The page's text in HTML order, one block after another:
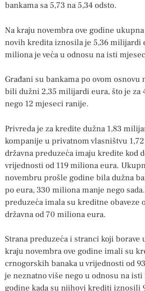
bankama sa 5,73 na 5,34 odsto.
Na kraju novembra ove godine
novih kredita iznosila je 5,36 milijardi
miliona je veća u odnosu na isti
Građani su bankama po ovom osnovu
bili dužni 2,35 milijardi eura, što je za
nego 12 mjeseci ranije.
Privreda je za kredite dužna 1,83
kompanije u privatnom vlasništvu
državna preduzeća imaju kredite kod
vrijednosti od 119 miliona eura.
novembru prošle godine bila dužna
po eura, 330 miliona manje nego
preduzeća imala su kreditne obaveze
državna od 70 miliona eura.
Strana preduzeća i stranci koji borave
kraju novembra ove godine imali su
crnogorskih banaka u vrijednosti od
je neznatno više nego u odnosu na
godine kada su njihovi krediti iznosili